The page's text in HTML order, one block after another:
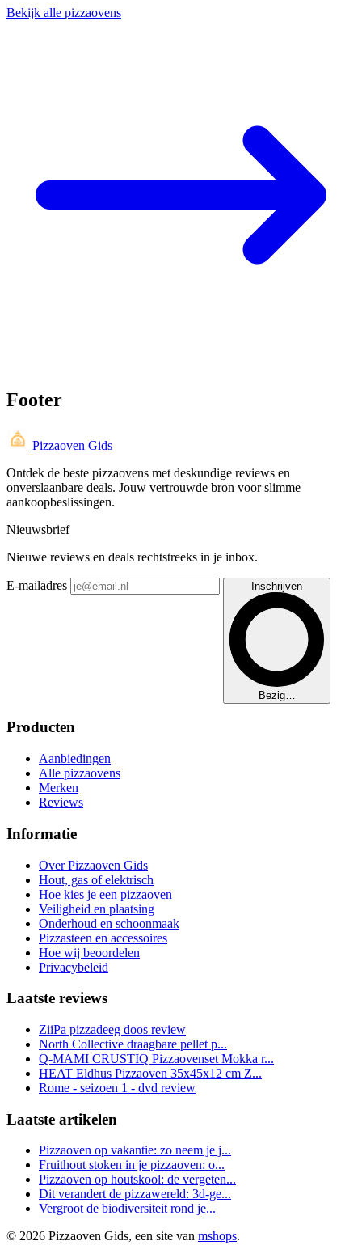
Bekijk alle pizzaovens
Footer
Pizzaoven Gids
Ontdek de beste pizzaovens met deskundige reviews en
onverslaanbare deals. Jouw vertrouwde bron voor slimme
aankoopbeslissingen.
Nieuwsbrief
Nieuwe reviews en deals rechtstreeks in je inbox.
E-mailadres Inschrijven
Bezig…
Producten
Aanbiedingen
Alle pizzaovens
Merken
Reviews
Informatie
Over Pizzaoven Gids
Hout, gas of elektrisch
Hoe kies je een pizzaoven
Veiligheid en plaatsing
Onderhoud en schoonmaak
Pizzasteen en accessoires
Hoe wij beoordelen
Privacybeleid
Laatste reviews
ZiiPa pizzadeeg doos review
North Collective draagbare pellet p...
Q-MAMI CRUSTIQ Pizzaovenset Mokka r...
HEAT Eldhus Pizzaoven 35x45x12 cm Z...
Rome - seizoen 1 - dvd review
Laatste artikelen
Pizzaoven op vakantie: zo neem je j...
Fruithout stoken in je pizzaoven: o...
Pizzaoven op houtskool: de vergeten...
Dit verandert de pizzawereld: 3d-ge...
Vergroot de biodiversiteit rond je...
© 2026 Pizzaoven Gids, een site van mshops.